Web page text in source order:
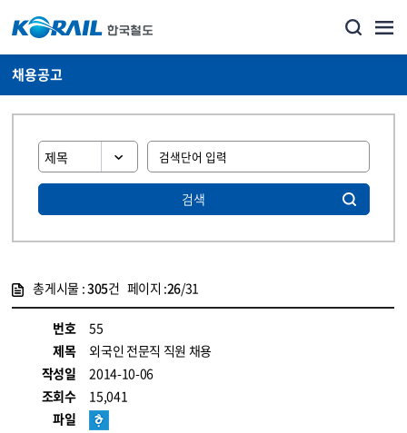
채용공고
검색
총게시물 :305건 페이지 :26/31
번호
55
제목
외국인 전문직 직원 채용
작성일
2014-10-06
조회수
15,041
파일